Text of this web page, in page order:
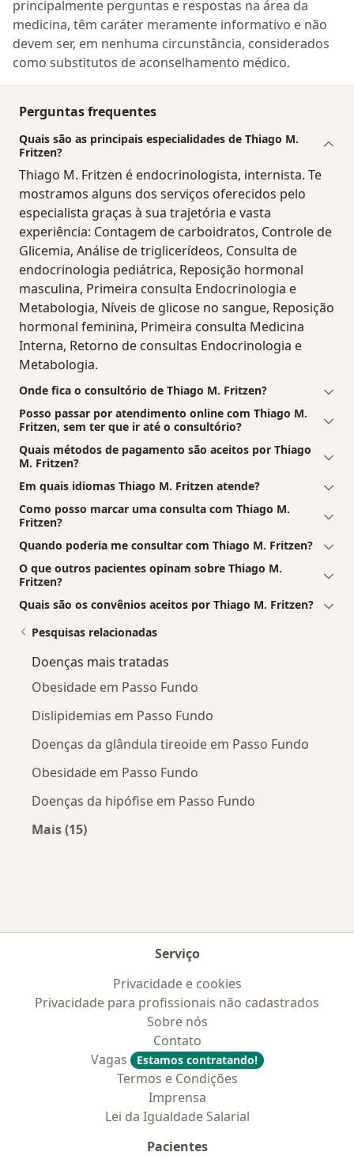
principalmente perguntas e respostas na área da
medicina, têm caráter meramente informativo e não
devem ser, em nenhuma circunstância, considerados
como substitutos de aconselhamento médico.
Perguntas frequentes
Quais são as principais especialidades de Thiago M.
Fritzen?
Thiago M. Fritzen é endocrinologista, internista. Te
mostramos alguns dos serviços oferecidos pelo
especialista graças à sua trajetória e vasta
experiência: Contagem de carboidratos, Controle de
Glicemia, Análise de triglicerídeos, Consulta de
endocrinologia pediátrica, Reposição hormonal
masculina, Primeira consulta Endocrinologia e
Metabologia, Níveis de glicose no sangue, Reposição
hormonal feminina, Primeira consulta Medicina
Interna, Retorno de consultas Endocrinologia e
Metabologia.
Onde fica o consultório de Thiago M. Fritzen?
Posso passar por atendimento online com Thiago M.
Fritzen, sem ter que ir até o consultório?
Quais métodos de pagamento são aceitos por Thiago
M. Fritzen?
Em quais idiomas Thiago M. Fritzen atende?
Como posso marcar uma consulta com Thiago M.
Fritzen?
Quando poderia me consultar com Thiago M. Fritzen?
O que outros pacientes opinam sobre Thiago M.
Fritzen?
Quais são os convênios aceitos por Thiago M. Fritzen?
Pesquisas relacionadas
Doenças mais tratadas
Obesidade em Passo Fundo
Dislipidemias em Passo Fundo
Doenças da glândula tireoide em Passo Fundo
Obesidade em Passo Fundo
Doenças da hipófise em Passo Fundo
Mais (15)
Serviço
Privacidade e cookies
Privacidade para profissionais não cadastrados
Sobre nós
Contato
Vagas
Estamos contratando!
Termos e Condições
Imprensa
Lei da Igualdade Salarial
Pacientes